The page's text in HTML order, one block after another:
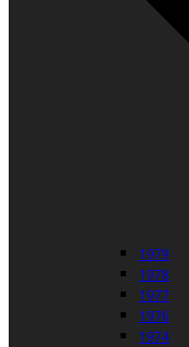
1979
1978
1977
1976
1974